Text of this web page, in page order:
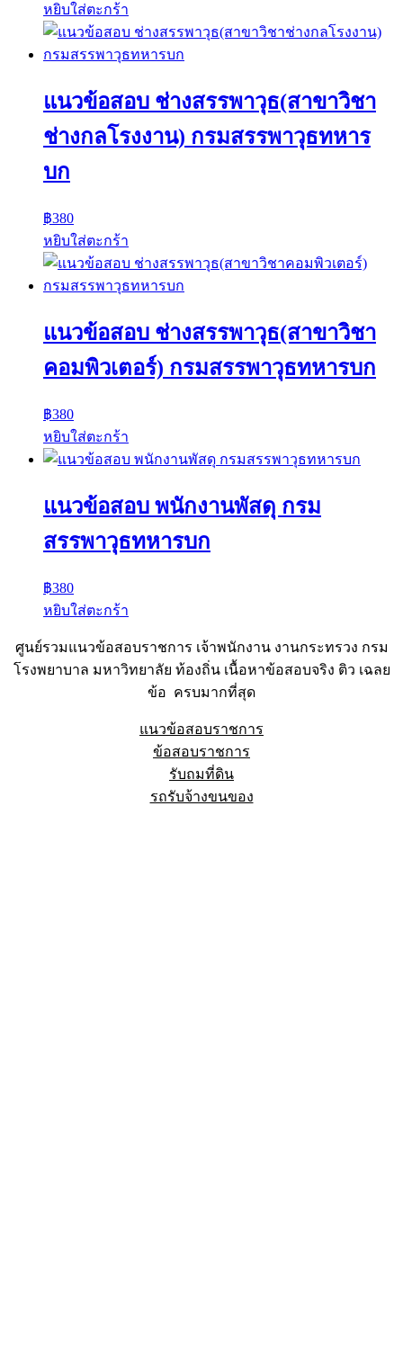
หยิบใส่ตะกร้า
แนวข้อสอบ ช่างสรรพาวุธ(สาขาวิชา
ช่างกลโรงงาน) กรมสรรพาวุธทหาร
บก
฿380
หยิบใส่ตะกร้า
แนวข้อสอบ ช่างสรรพาวุธ(สาขาวิชา
คอมพิวเตอร์) กรมสรรพาวุธทหารบก
฿380
หยิบใส่ตะกร้า
แนวข้อสอบ พนักงานพัสดุ กรม
สรรพาวุธทหารบก
฿380
หยิบใส่ตะกร้า
ศูนย์รวมแนวข้อสอบราชการ เจ้าพนักงาน งานกระทรวง กรม
โรงพยาบาล มหาวิทยาลัย ท้องถิ่น เนื้อหาข้อสอบจริง ติว เฉลย
ข้อ ครบมากที่สุด
แนวข้อสอบราชการ
ข้อสอบราชการ
รับถมที่ดิน
รถรับจ้างขนของ